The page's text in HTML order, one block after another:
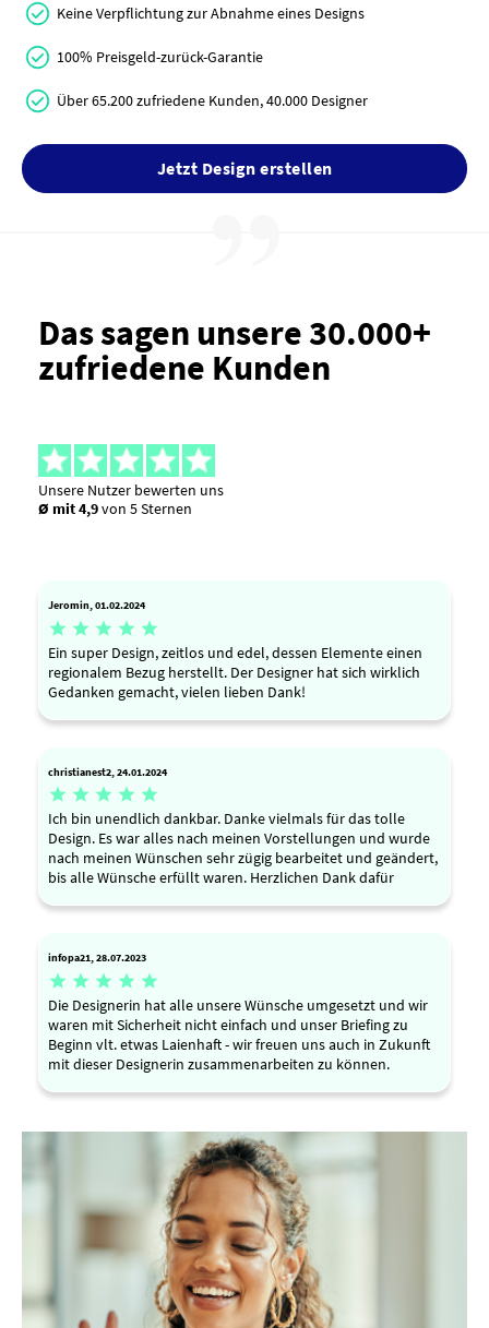
Keine Verpflichtung zur Abnahme eines Designs
100% Preisgeld-zurück-Garantie
Über 65.200 zufriedene Kunden, 40.000 Designer
Jetzt Design erstellen
Das sagen unsere 30.000+
zufriedene Kunden
Unsere Nutzer bewerten uns
Ø mit 4,9von 5 Sternen
Jeromin, 01.02.2024
    
Ein super Design, zeitlos und edel, dessen Elemente einen
regionalem Bezug herstellt. Der Designer hat sich wirklich
Gedanken gemacht, vielen lieben Dank!
christianest2, 24.01.2024
    
Ich bin unendlich dankbar. Danke vielmals für das tolle
Design. Es war alles nach meinen Vorstellungen und wurde
nach meinen Wünschen sehr zügig bearbeitet und geändert,
bis alle Wünsche erfüllt waren. Herzlichen Dank dafür
infopa21, 28.07.2023
    
Die Designerin hat alle unsere Wünsche umgesetzt und wir
waren mit Sicherheit nicht einfach und unser Briefing zu
Beginn vlt. etwas Laienhaft - wir freuen uns auch in Zukunft
mit dieser Designerin zusammenarbeiten zu können.